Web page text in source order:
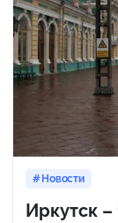
Новости
Иркутск –